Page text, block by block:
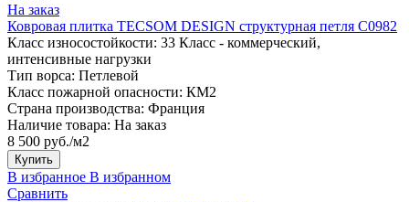
На заказ
Ковровая плитка TECSOM DESIGN структурная петля C0982
Класс износостойкости: 33 Класс - коммерческий,
интенсивные нагрузки
Тип ворса: Петлевой
Класс пожарной опасности: КМ2
Страна производства: Франция
Наличие товара: На заказ
8 500 руб./м2
Купить
В избранное В избранном
Сравнить